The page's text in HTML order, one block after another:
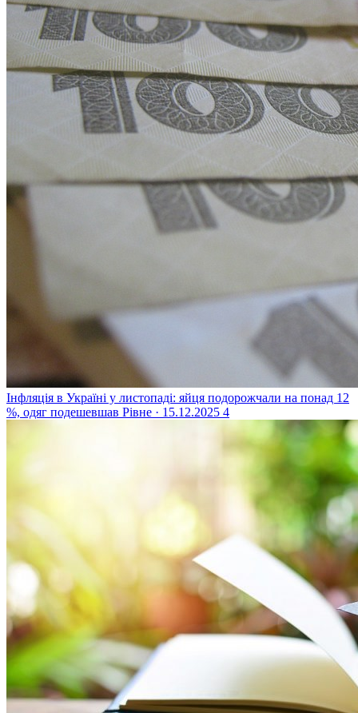
Інфляція в Україні у листопаді: яйця подорожчали на понад 12
%, одяг подешевшав Рівне · 15.12.2025 4